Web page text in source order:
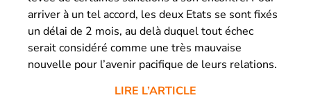
arriver à un tel accord, les deux Etats se sont fixés
un délai de 2 mois, au delà duquel tout échec
serait considéré comme une très mauvaise
nouvelle pour l’avenir pacifique de leurs relations.
LIRE L’ARTICLE